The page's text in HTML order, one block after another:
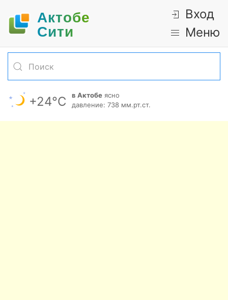
Актобе
Cити
Вход
Меню
+24°С в Актобе ясно
давление: 738 мм.рт.ст.